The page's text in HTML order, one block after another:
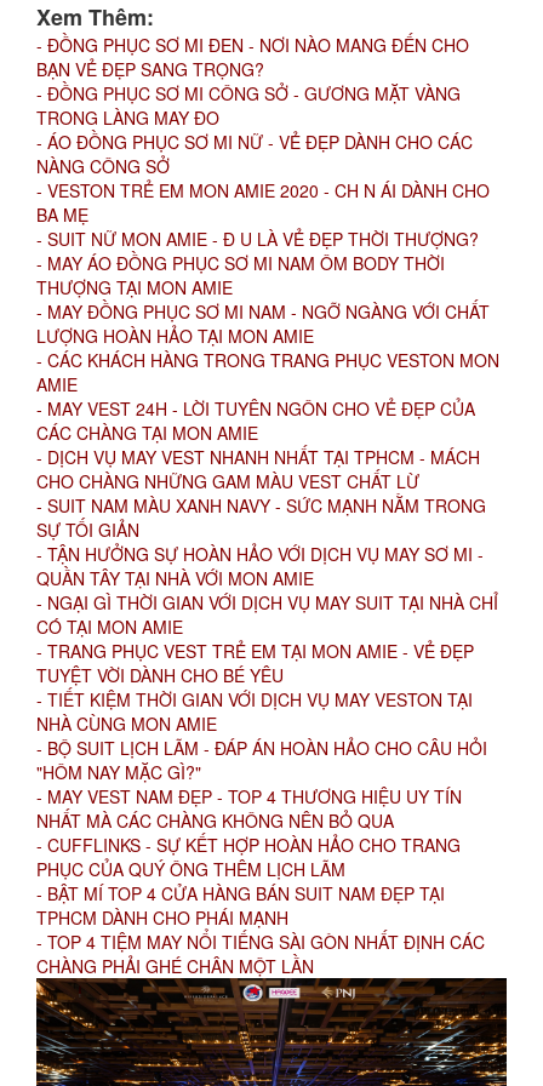
Xem Thêm:
- ĐỒNG PHỤC SƠ MI ĐEN - NƠI NÀO MANG ĐẾN CHO
BẠN VẺ ĐẸP SANG TRỌNG?
- ĐỒNG PHỤC SƠ MI CÔNG SỞ - GƯƠNG MẶT VÀNG
TRONG LÀNG MAY ĐO
- ÁO ĐỒNG PHỤC SƠ MI NỮ - VẺ ĐẸP DÀNH CHO CÁC
NÀNG CÔNG SỞ
- VESTON TRẺ EM MON AMIE 2020 - CH N ÁI DÀNH CHO
BA MẸ
- SUIT NỮ MON AMIE - Đ U LÀ VẺ ĐẸP THỜI THƯỢNG?
- MAY ÁO ĐỒNG PHỤC SƠ MI NAM ÔM BODY THỜI
THƯỢNG TẠI MON AMIE
- MAY ĐỒNG PHỤC SƠ MI NAM - NGỠ NGÀNG VỚI CHẤT
LƯỢNG HOÀN HẢO TẠI MON AMIE
- CÁC KHÁCH HÀNG TRONG TRANG PHỤC VESTON MON
AMIE
- MAY VEST 24H - LỜI TUYÊN NGÔN CHO VẺ ĐẸP CỦA
CÁC CHÀNG TẠI MON AMIE
- DỊCH VỤ MAY VEST NHANH NHẤT TẠI TPHCM - MÁCH
CHO CHÀNG NHỮNG GAM MÀU VEST CHẤT LỪ
- SUIT NAM MÀU XANH NAVY - SỨC MẠNH NẰM TRONG
SỰ TỐI GIẢN
- TẬN HƯỞNG SỰ HOÀN HẢO VỚI DỊCH VỤ MAY SƠ MI -
QUẦN TÂY TẠI NHÀ VỚI MON AMIE
- NGẠI GÌ THỜI GIAN VỚI DỊCH VỤ MAY SUIT TẠI NHÀ CHỈ
CÓ TẠI MON AMIE
- TRANG PHỤC VEST TRẺ EM TẠI MON AMIE - VẺ ĐẸP
TUYỆT VỜI DÀNH CHO BÉ YÊU
- TIẾT KIỆM THỜI GIAN VỚI DỊCH VỤ MAY VESTON TẠI
NHÀ CÙNG MON AMIE
- BỘ SUIT LỊCH LÃM - ĐÁP ÁN HOÀN HẢO CHO CÂU HỎI
"HÔM NAY MẶC GÌ?"
- MAY VEST NAM ĐẸP - TOP 4 THƯƠNG HIỆU UY TÍN
NHẤT MÀ CÁC CHÀNG KHÔNG NÊN BỎ QUA
- CUFFLINKS - SỰ KẾT HỢP HOÀN HẢO CHO TRANG
PHỤC CỦA QUÝ ÔNG THÊM LỊCH LÃM
- BẬT MÍ TOP 4 CỬA HÀNG BÁN SUIT NAM ĐẸP TẠI
TPHCM DÀNH CHO PHÁI MẠNH
- TOP 4 TIỆM MAY NỔI TIẾNG SÀI GÒN NHẤT ĐỊNH CÁC
CHÀNG PHẢI GHÉ CHÂN MỘT LẦN